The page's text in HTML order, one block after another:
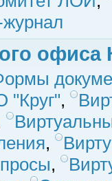
офиса
"Круг",
,
,